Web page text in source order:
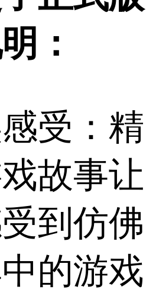
：
受：精
故事让
到仿佛
的游戏